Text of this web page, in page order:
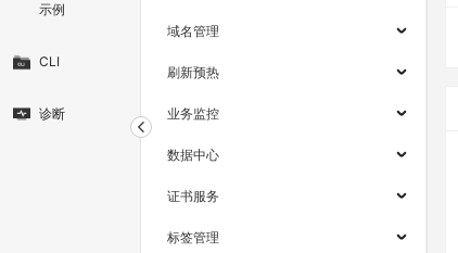
示例
CLI
诊断
域名管理
刷新预热
业务监控
数据中心
证书服务
标签管理